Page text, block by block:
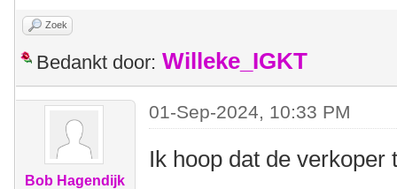
Zoek
Bedankt door: Willeke_IGKT
Bob Hagendijk
01-Sep-2024, 10:33 PM
Ik hoop dat de